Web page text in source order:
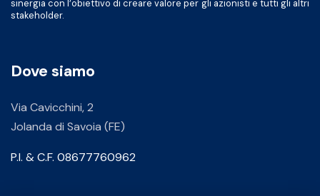
sinergia con l’obiettivo di creare valore per gli azionisti e tutti gli altri
stakeholder.
Dove siamo
Via Cavicchini, 2
Jolanda di Savoia (FE)
P.I. & C.F. 08677760962